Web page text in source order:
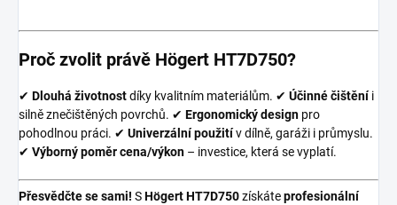
Proč zvolit právě Högert HT7D750?
✔ Dlouhá životnostdíky kvalitním materiálům. ✔ Účinné čištění i
silně znečištěných povrchů. ✔ Ergonomický design pro
pohodlnou práci. ✔ Univerzální použitív dílně, garáži i průmyslu.
✔ Výborný poměr cena/výkon – investice, která se vyplatí.
Přesvědčte se sami! SHögert HT7D750získáteprofesionální